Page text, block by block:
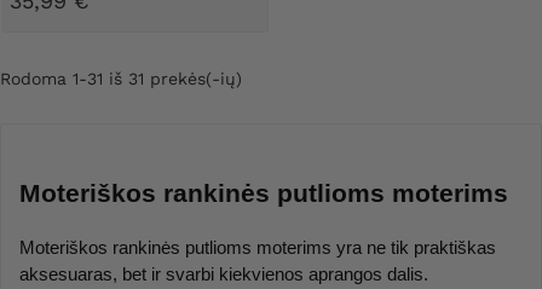
Rodoma 1-31 iš 31 prekės(-ių)
Moteriškos rankinės putlioms moterims
Moteriškos rankinės putlioms moterims yra ne tik praktiškas
aksesuaras, bet ir svarbi kiekvienos aprangos dalis.